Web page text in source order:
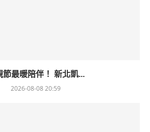
節最暖陪伴！ 新北凱...
2026-08-08 20:59